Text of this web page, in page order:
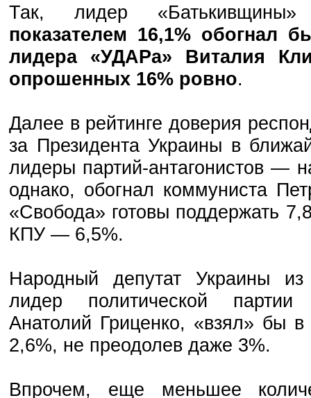
Так, лидер
показателем 16,1% обогнал
лидера «УДАРа» Виталия
опрошенных 16% ровно.
Далее в рейтинге доверия
за Президента Украины в
лидеры партий-антагонистов —
однако, обогнал коммуниста
«Свобода» готовы поддержать
КПУ — 6,5%.
Народный депутат Украины
лидер политической партии
Анатолий Гриценко, «взял» бы в
2,6%, не преодолев даже 3%.
Впрочем, еще меньшее